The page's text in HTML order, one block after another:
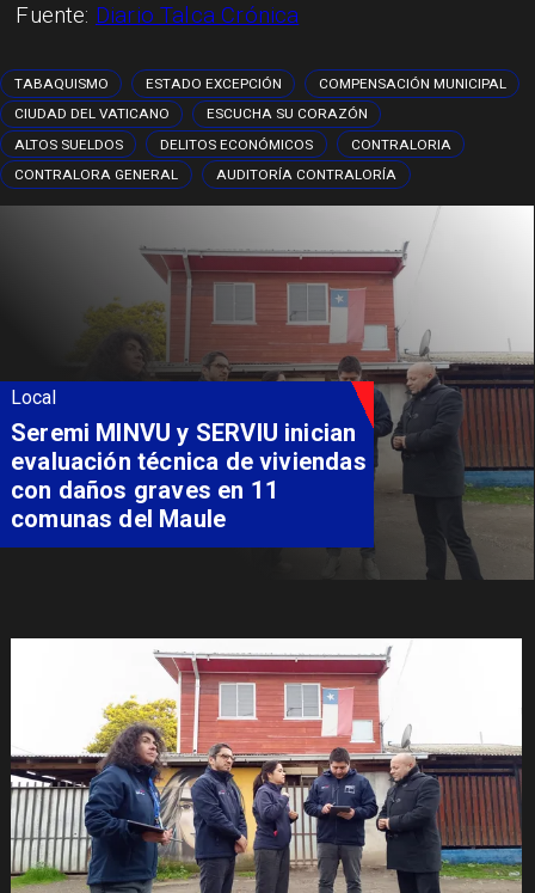
Fuente: Diario Talca Crónica
TABAQUISMO ESTADO EXCEPCIÓN
COMPENSACIÓN MUNICIPAL
CIUDAD DEL VATICANO
ESCUCHA SU CORAZÓN
ALTOS SUELDOS
DELITOS ECONÓMICOS
CONTRALORIA
CONTRALORA GENERAL
AUDITORÍA CONTRALORÍA
Local
Fondo Orasmi entrega apoyo a
familia de Romeral para
costear alimentación
especializada de niño con
Síndrome de Intestino Corto